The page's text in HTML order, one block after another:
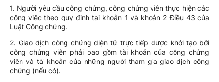
1. Người yêu cầu công chứng, công chứng viên thực hiện các
công việc theo quy định tại khoản 1 và khoản 2 Điều 43 của
Luật Công chứng.
2. Giao dịch công chứng điện tử trực tiếp được khởi tạo bởi
công chứng viên phải bao gồm tài khoản của công chứng
viên và tài khoản của những người tham gia giao dịch công
chứng (nếu có).